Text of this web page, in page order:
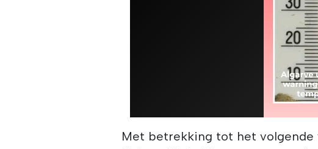
Met betrekking tot het volgende